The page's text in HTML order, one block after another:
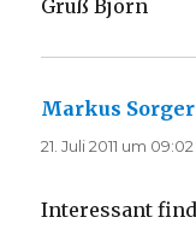
Gruß Björn
Markus Sorger
21. Juli 2011 um
Interessant